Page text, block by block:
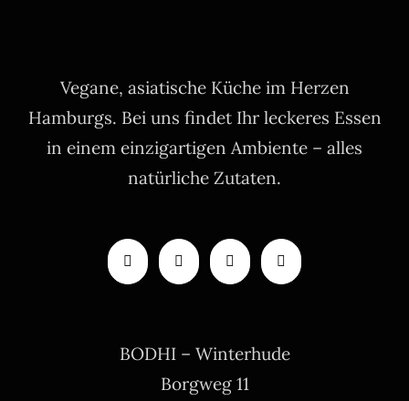
Vegane, asiatische Küche im Herzen
Hamburgs. Bei uns findet Ihr leckeres Essen
in einem einzigartigen Ambiente – alles
natürliche Zutaten.
BODHI – Winterhude
Borgweg 11